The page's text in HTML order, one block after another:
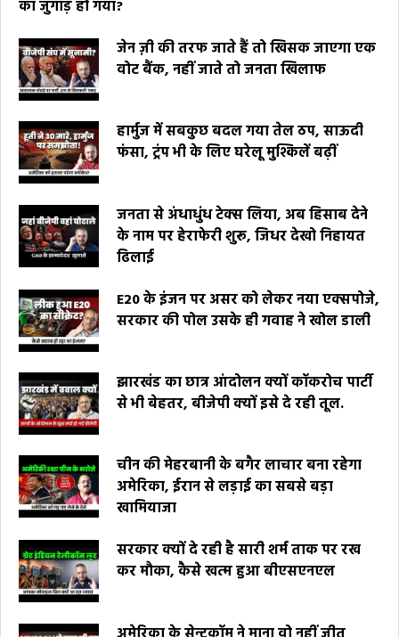
का जुगाड़ हो गया?
जेन ज़ी की तरफ जाते हैं तो खिसक जाएगा एक
वोट बैंक, नहीं जाते तो जनता खिलाफ
हार्मुज में सबकुछ बदल गया तेल ठप, साऊदी
फंसा, ट्रंप भी के लिए घरेलू मुश्किलें बढ़ीं
जनता से अंधाधुंध टेक्स लिया, अब हिसाब देने
के नाम पर हेराफेरी शुरू, जिधर देखो निहायत
ढिलाई
E20 के इंजन पर असर को लेकर नया एक्सपोजे,
सरकार की पोल उसके ही गवाह ने खोल डाली
झारखंड का छात्र आंदोलन क्यों कॉकरोच पार्टी
से भी बेहतर, बीजेपी क्यों इसे दे रही तूल.
चीन की मेहरबानी के बगैर लाचार बना रहेगा
अमेरिका, ईरान से लड़ाई का सबसे बड़ा
खामियाजा
सरकार क्यों दे रही है सारी शर्म ताक पर रख
कर मौका, कैसे खत्म हुआ बीएसएनएल